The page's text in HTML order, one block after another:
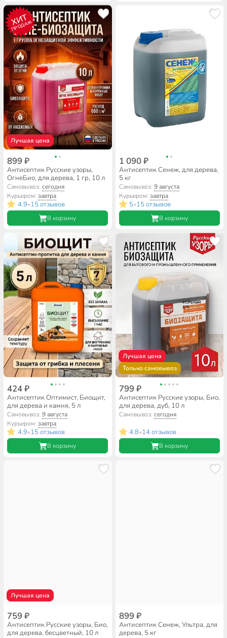
ХИТ
ПРОДАЖ
Лучшая цена
899 ₽
Антисептик Русские узоры,
ОгнеБио, для дерева, 1 гр, 10 л
Самовывоз:сегодня
Курьером:завтра
4.9•15 отзывов
В корзину
1 090 ₽
Антисептик Сенеж, для дерева,
5 кг
Самовывоз: 9 августа
Курьером: завтра
5•15 отзывов
В корзину
424 ₽
Антисептик Оптимист, Биощит,
для дерева и камня, 5 л
Самовывоз:9 августа
Курьером:завтра
4.9•15 отзывов
В корзину
Лучшая цена
Только самовывоз
799 ₽
Антисептик Русские узоры, Био,
для дерева, дуб, 10 л
Самовывоз: сегодня
4.8•14 отзывов
В корзину
Лучшая цена
759 ₽
Антисептик Русские узоры, Био,
для дерева, бесцветный, 10 л
899 ₽
Антисептик Сенеж, Ультра, для
дерева, 5 кг